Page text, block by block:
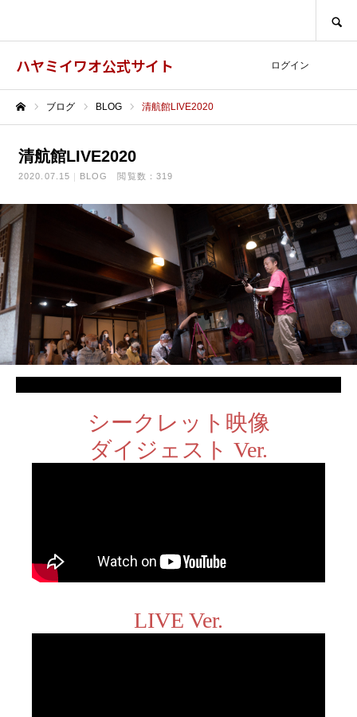
ハヤミイワオ公式サイト ログイン
ブログ BLOG 清航館LIVE2020
清航館LIVE2020
2020.07.15 BLOG 閲覧数：319
シークレット映像
ダイジェスト Ver.
LIVE Ver.